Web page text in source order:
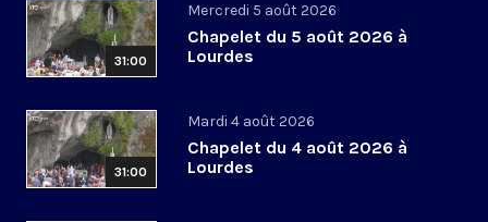
31:00
Mercredi 5 août 2026
Chapelet du 5 août 2026 à
Lourdes
31:00
Mardi 4 août 2026
Chapelet du 4 août 2026 à
Lourdes